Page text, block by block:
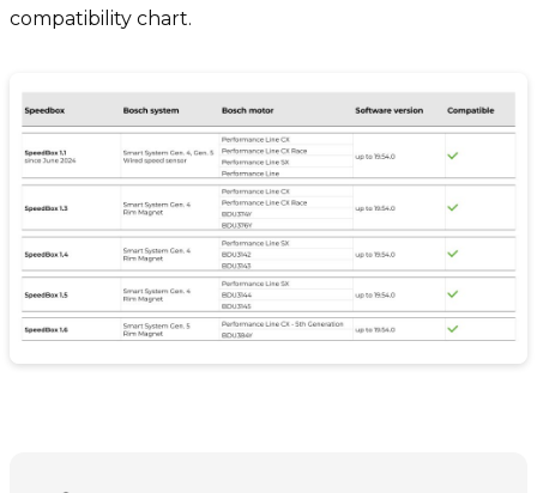
compatibility chart.